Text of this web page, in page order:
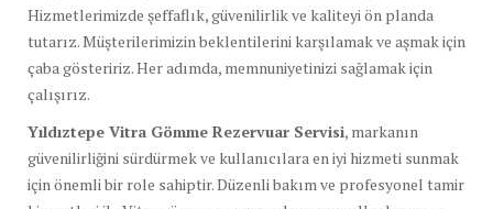
Hizmetlerimizde şeffaflık, güvenilirlik ve kaliteyi ön planda
tutarız. Müşterilerimizin beklentilerini karşılamak ve aşmak için
çaba gösteririz. Her adımda, memnuniyetinizi sağlamak için
çalışırız.
Yıldıztepe Vitra Gömme Rezervuar Servisi, markanın
güvenilirliğini sürdürmek ve kullanıcılara en iyi hizmeti sunmak
için önemli bir role sahiptir. Düzenli bakım ve profesyonel tamir